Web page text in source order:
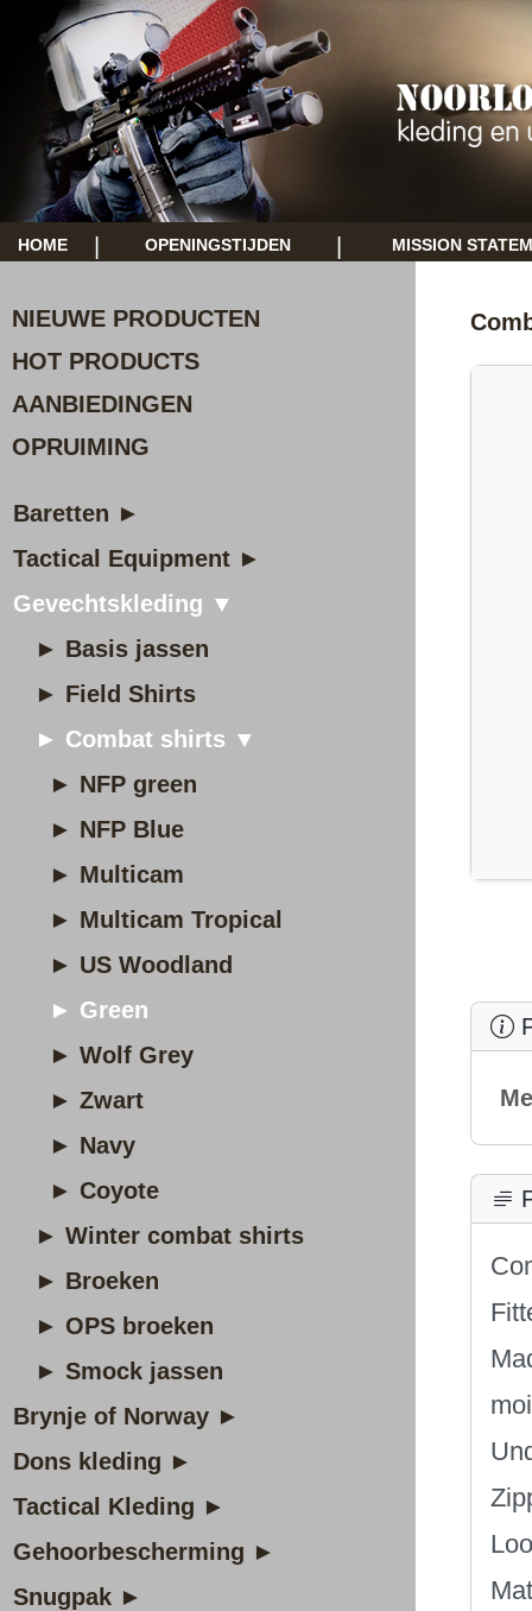
HOME OPENINGSTIJDEN MISSION
NIEUWE PRODUCTEN
HOT PRODUCTS
AANBIEDINGEN
OPRUIMING
Baretten ►
Tactical Equipment ►
Gevechtskleding ▼
► Basis jassen
► Field Shirts
► Combat shirts ▼
► NFP green
► NFP Blue
► Multicam
► Multicam Tropical
► US Woodland
► Green
► Wolf Grey
► Zwart
► Navy
► Coyote
► Winter combat shirts
► Broeken
► OPS broeken
► Smock jassen
Brynje of Norway ►
Dons kleding ►
Tactical Kleding ►
Gehoorbescherming ►
Snugpak ►